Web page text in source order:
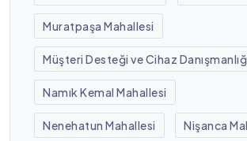
Muratpaşa Mahallesi
Müşteri Desteği ve Cihaz
Namık Kemal Mahallesi
Nenehatun Mahallesi Nişanca